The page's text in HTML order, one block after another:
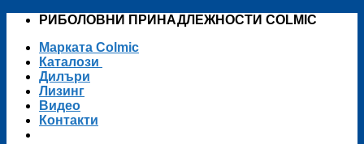
Skip
content
РИБОЛОВНИ ПРИНАДЛЕЖНОСТИ COLMIC
Марката Colmic
Каталози
Дилъри
Лизинг
Видео
Контакти